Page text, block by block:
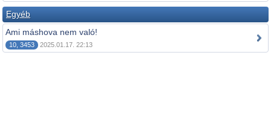
Egyéb
Ami máshova nem való!
10, 3453 2025.01.17. 22:13